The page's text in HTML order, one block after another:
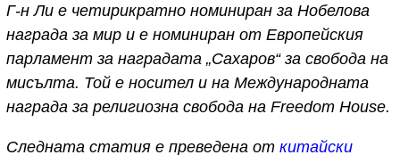
Г-н Ли е четирикратно номиниран за Нобелова
награда за мир и е номиниран от Европейския
парламент за наградата „Сахаров“ за свобода на
мисълта. Той е носител и на Международната
награда за религиозна свобода на Freedom House.
Следната статия е преведена от китайски